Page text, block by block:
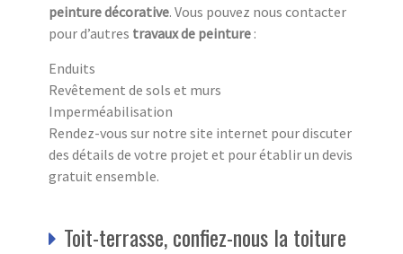
peinture décorative. Vous pouvez nous contacter
pour d’autres travaux de peinture :
Enduits
Revêtement de sols et murs
Imperméabilisation
Rendez-vous sur notre site internet pour discuter
des détails de votre projet et pour établir un devis
gratuit ensemble.
Toit-terrasse, confiez-nous la toiture